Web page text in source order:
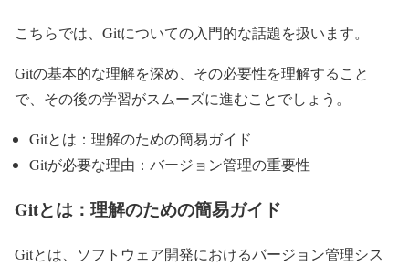
こちらでは、Gitについての入門的な話題を扱います。
Gitの基本的な理解を深め、その必要性を理解すること
で、その後の学習がスムーズに進むことでしょう。
Gitとは：理解のための簡易ガイド
Gitが必要な理由：バージョン管理の重要性
Gitとは：理解のための簡易ガイド
Gitとは、ソフトウェア開発におけるバージョン管理シス